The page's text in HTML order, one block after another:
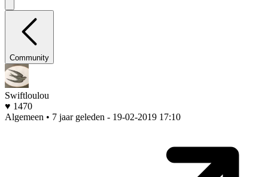
Community
Swiftloulou
♥ 1470
Algemeen • 7 jaar geleden - 19-02-2019 17:10